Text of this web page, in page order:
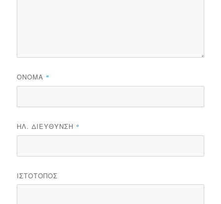
ΌΝΟΜΑ *
ΗΛ. ΔΙΕΎΘΥΝΣΗ *
ΙΣΤΌΤΟΠΟΣ